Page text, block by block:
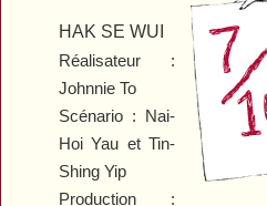
HAK SE WUI
Réalisateur :
Johnnie To
Scénario : Nai-
Hoi Yau et Tin-
Shing Yip
Production :